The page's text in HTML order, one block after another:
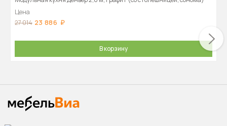
Цена
27 014 23 886
В корзину